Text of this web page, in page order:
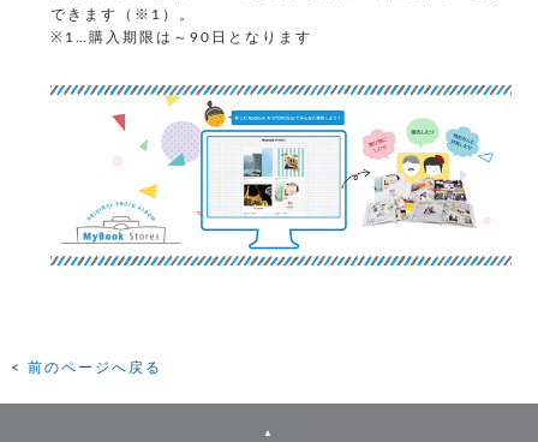
できます（※1）。
※1…購入期限は～90日となります
前のページへ戻る
▲